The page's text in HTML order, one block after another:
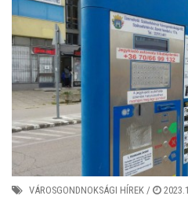
VÁROSGONDNOKSÁGI HÍREK /